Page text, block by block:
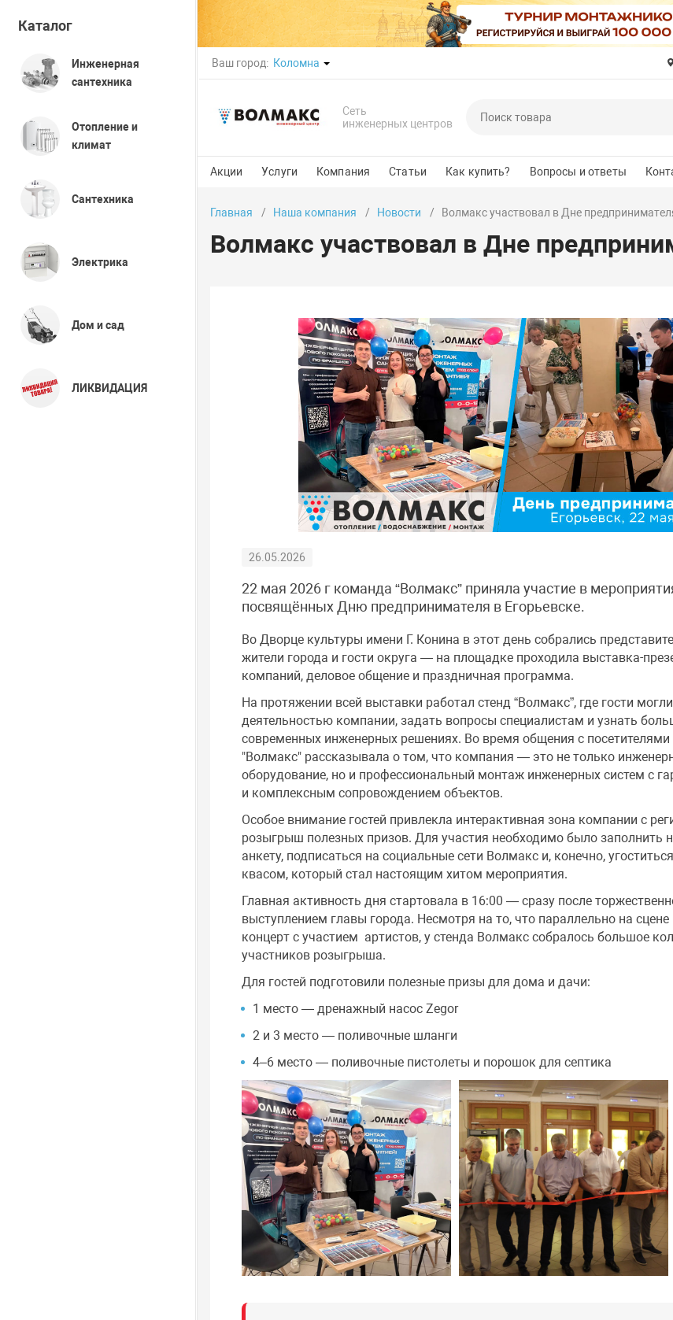
Ваш город: Коломна
Сеть
инженерных центров
Акции Услуги Компания Статьи Как купить? Вопросы и ответы
Каталог
Инженерная
сантехника
Отопление и
климат
Сантехника
Электрика
Дом и сад
ЛИКВИДАЦИЯ
Главная Наша компания Новости Волмакс участвовал в Дне
Волмакс участвовал в Дне
26.05.2026
22 мая 2026 г команда “Волмакс” приняла участие в
посвящённых Дню предпринимателя в Егорьевске.
Во Дворце культуры имени Г. Конина в этот день собрались
жители города и гости округа — на площадке проходила выставка-
компаний, деловое общение и праздничная программа.
На протяжении всей выставки работал стенд “Волмакс”, где гости
деятельностью компании, задать вопросы специалистам и узнать
современных инженерных решениях. Во время общения с
"Волмакс" рассказывала о том, что компания — это не только
оборудование, но и профессиональный монтаж инженерных систем с
и комплексным сопровождением объектов.
Особое внимание гостей привлекла интерактивная зона компании с
розыгрыш полезных призов. Для участия необходимо было заполнить
анкету, подписаться на социальные сети Волмакс и, конечно,
квасом, который стал настоящим хитом мероприятия.
Главная активность дня стартовала в 16:00 — сразу после
выступлением главы города. Несмотря на то, что параллельно на сцене
концерт с участием артистов, у стенда Волмакс собралось большое
участников розыгрыша.
Для гостей подготовили полезные призы для дома и дачи:
1 место — дренажный насос Zegor
2 и 3 место — поливочные шланги
4–6 место — поливочные пистолеты и порошок для септика